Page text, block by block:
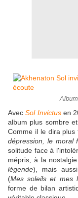
AvecSol Invictusen
album plus sombre
Comme il le dira plus
dépression, le moral
solitude face à
mépris, à la
légende), mais
(Mes soleils et mes
forme de bilan